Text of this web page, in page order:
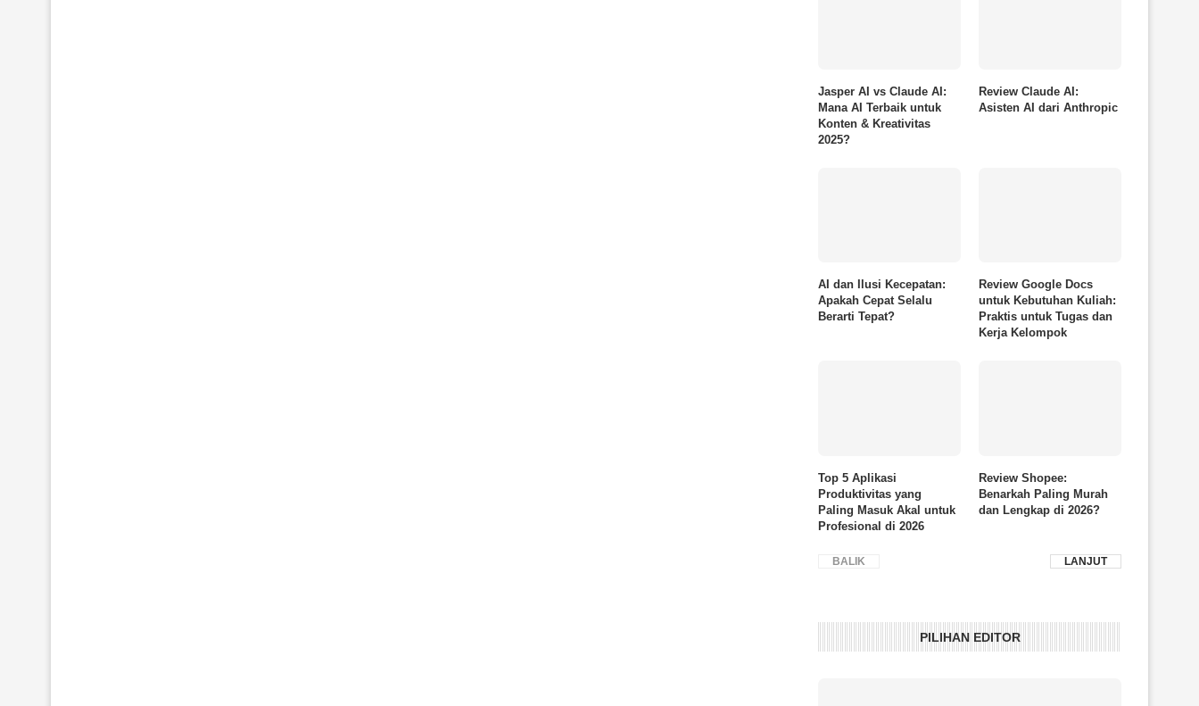
Jasper AI vs Claude AI:
Mana AI Terbaik untuk
Konten & Kreativitas
2025?
Review Claude AI:
Asisten AI dari Anthropic
AI dan Ilusi Kecepatan:
Apakah Cepat Selalu
Berarti Tepat?
Review Google Docs
untuk Kebutuhan Kuliah:
Praktis untuk Tugas dan
Kerja Kelompok
Top 5 Aplikasi
Produktivitas yang
Paling Masuk Akal untuk
Profesional di 2026
Review Shopee:
Benarkah Paling Murah
dan Lengkap di 2026?
BALIK LANJUT
PILIHAN EDITOR